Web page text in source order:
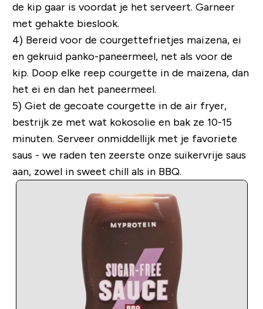
de kip gaar is voordat je het serveert. Garneer
met gehakte bieslook.
4) Bereid voor de courgettefrietjes maïzena, ei
en gekruid panko-paneermeel, net als voor de
kip. Doop elke reep courgette in de maizena, dan
het ei en dan het paneermeel.
5) Giet de gecoate courgette in de air fryer,
bestrijk ze met wat kokosolie en bak ze 10-15
minuten. Serveer onmiddellijk met je favoriete
saus - we raden ten zeerste onze suikervrije saus
aan, zowel in sweet chill als in BBQ.